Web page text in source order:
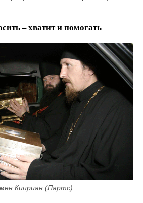
–хватит и помогать
Киприан (Партс)